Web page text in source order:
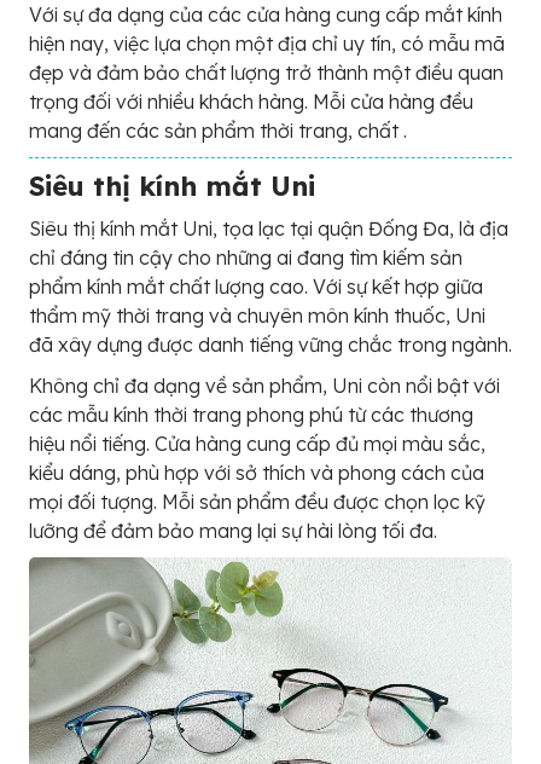
Với sự đa dạng của các cửa hàng cung cấp mắt kính
hiện nay, việc lựa chọn một địa chỉ uy tín, có mẫu mã
đẹp và đảm bảo chất lượng trở thành một điều quan
trọng đối với nhiều khách hàng. Mỗi cửa hàng đều
mang đến các sản phẩm thời trang, chất .
Siêu thị kính mắt Uni
Siêu thị kính mắt Uni, tọa lạc tại quận Đống Đa, là địa
chỉ đáng tin cậy cho những ai đang tìm kiếm sản
phẩm kính mắt chất lượng cao. Với sự kết hợp giữa
thẩm mỹ thời trang và chuyên môn kính thuốc, Uni
đã xây dựng được danh tiếng vững chắc trong ngành.
Không chỉ đa dạng về sản phẩm, Uni còn nổi bật với
các mẫu kính thời trang phong phú từ các thương
hiệu nổi tiếng. Cửa hàng cung cấp đủ mọi màu sắc,
kiểu dáng, phù hợp với sở thích và phong cách của
mọi đối tượng. Mỗi sản phẩm đều được chọn lọc kỹ
lưỡng để đảm bảo mang lại sự hài lòng tối đa.